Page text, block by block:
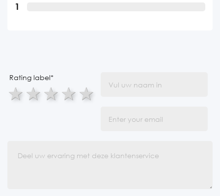
1
Rating label*
5 stars
4 stars
3 stars
2 stars
1 star